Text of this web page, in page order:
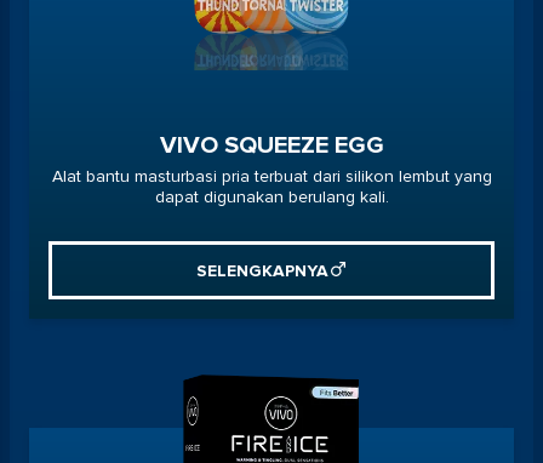
VIVO SQUEEZE EGG
Alat bantu masturbasi pria terbuat dari silikon lembut yang
dapat digunakan berulang kali.
SELENGKAPNYA